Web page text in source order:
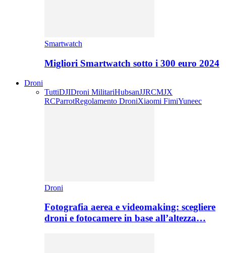
Smartwatch
Migliori Smartwatch sotto i 300 euro 2024
Droni
TuttiDJIDroni MilitariHubsanJJRCMJX
RCParrotRegolamento DroniXiaomi FimiYuneec
Droni
Fotografia aerea e videomaking: scegliere
droni e fotocamere in base all’altezza…